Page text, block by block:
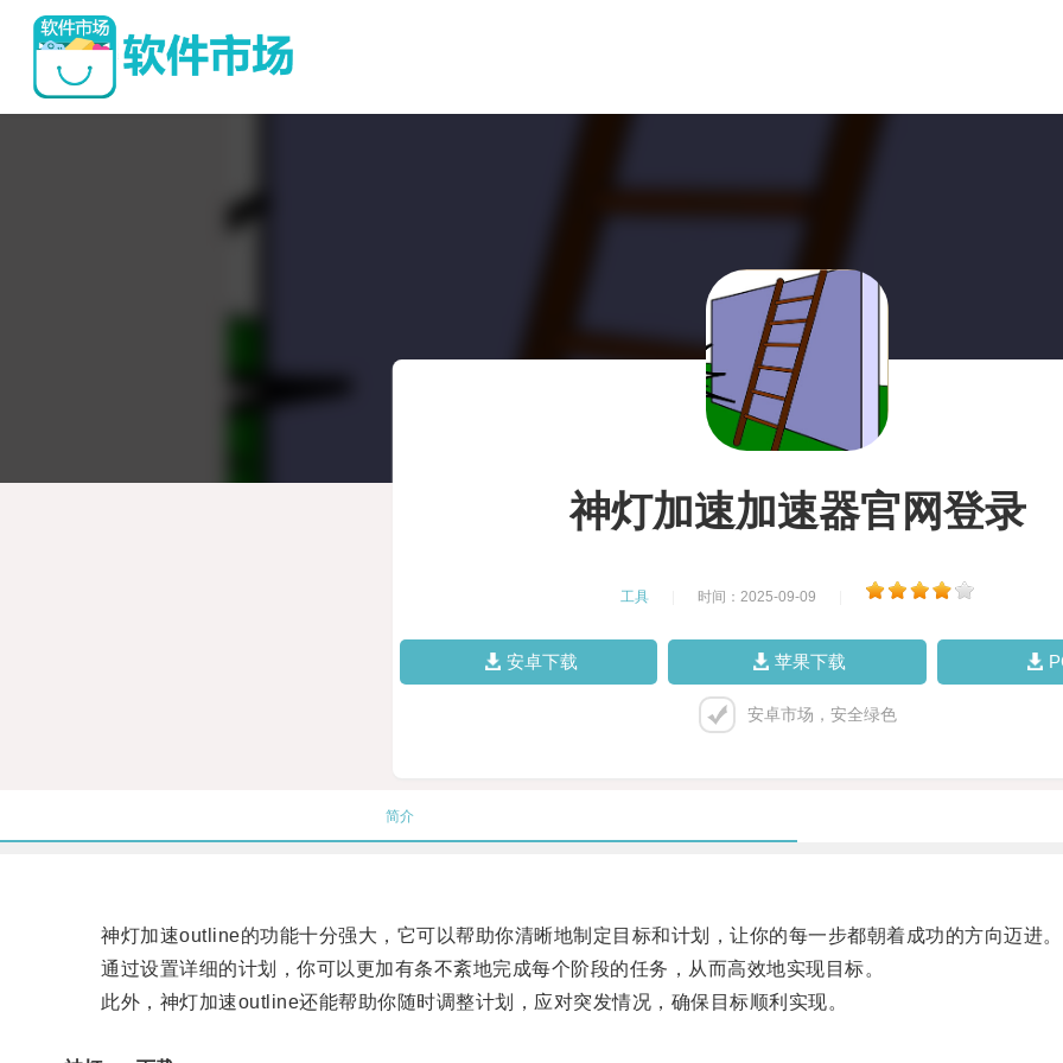
神灯加速加速器官网登录
工具 时间：2025-09-09
安卓下载 苹果下载
安卓市场，安全绿色
简介
神灯加速outline的功能十分强大，它可以帮助你清晰地制定目标和计划，让你的每一步都朝着成功的方向迈进。
通过设置详细的计划，你可以更加有条不紊地完成每个阶段的任务，从而高效地实现目标。
此外，神灯加速outline还能帮助你随时调整计划，应对突发情况，确保目标顺利实现。